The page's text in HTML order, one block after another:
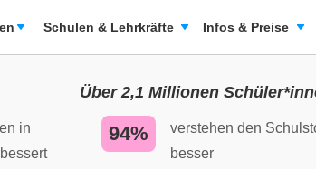
Schulen & Lehrkräfte Infos & Preise
Über 2,1 Millionen
in
94%
verstehen den
besser